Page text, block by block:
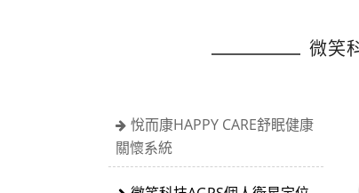
微笑
悅而康HAPPY CARE舒眠健康
關懷系統